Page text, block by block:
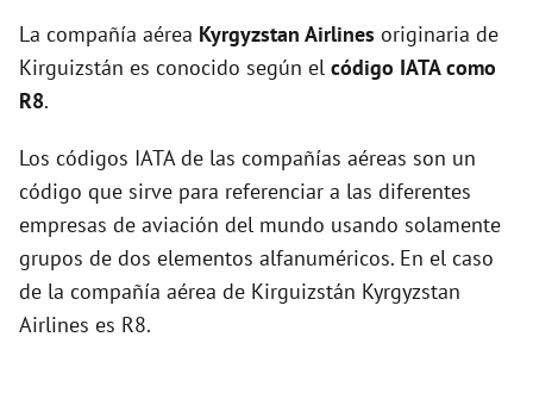
La compañía aérea Kyrgyzstan Airlines originaria de
Kirguizstán es conocido según el código IATA como
R8.
Los códigos IATA de las compañías aéreas son un
código que sirve para referenciar a las diferentes
empresas de aviación del mundo usando solamente
grupos de dos elementos alfanuméricos. En el caso
de la compañía aérea de Kirguizstán Kyrgyzstan
Airlines es R8.